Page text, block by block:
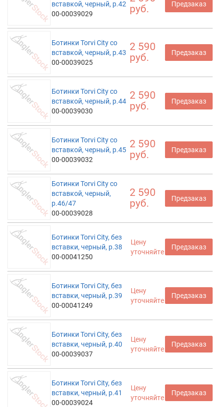
вставкой, черный, р.42
00-00039029
руб.
Предзаказ
Ботинки Torvi City со
вставкой, черный, р.43
00-00039025
2 590
руб.
Предзаказ
Ботинки Torvi City со
вставкой, черный, р.44
00-00039030
2 590
руб.
Предзаказ
Ботинки Torvi City со
вставкой, черный, р.45
00-00039032
2 590
руб.
Предзаказ
Ботинки Torvi City со
вставкой, черный,
р.46/47
00-00039028
2 590
руб.
Предзаказ
Ботинки Torvi City, без
вставки, черный, р.38
00-00041250
Цену
уточняйте
Предзаказ
Ботинки Torvi City, без
вставки, черный, р.39
00-00041249
Цену
уточняйте
Предзаказ
Ботинки Torvi City, без
вставки, черный, р.40
00-00039037
Цену
уточняйте
Предзаказ
Ботинки Torvi City, без
вставки, черный, р.41
00-00039024
Цену
уточняйте
Предзаказ